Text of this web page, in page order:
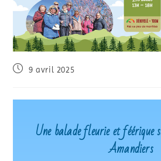
9 avril 2025
Une balade fleurie et féérique
Amandiers